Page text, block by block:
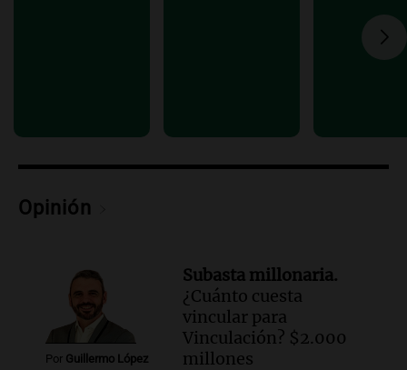
del desayuno ideal: qué alimentos
conviene priorizar
Una mañana para todos
Opinión
Por Guillermo López
Subasta millonaria.
¿Cuánto cuesta
vincular para
Vinculación? $2.000
millones